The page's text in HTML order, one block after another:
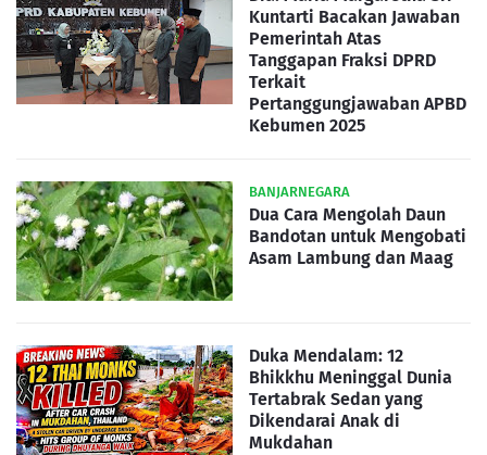
Kuntarti Bacakan Jawaban
Pemerintah Atas
Tanggapan Fraksi DPRD
Terkait
Pertanggungjawaban APBD
Kebumen 2025
BANJARNEGARA
Dua Cara Mengolah Daun
Bandotan untuk Mengobati
Asam Lambung dan Maag
Duka Mendalam: 12
Bhikkhu Meninggal Dunia
Tertabrak Sedan yang
Dikendarai Anak di
Mukdahan